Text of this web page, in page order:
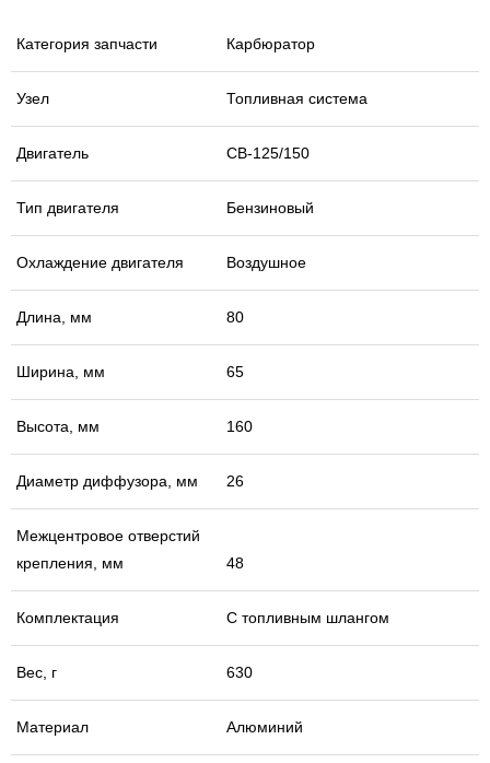
Категория запчасти Карбюратор
Узел Топливная система
Двигатель СВ-125/150
Тип двигателя Бензиновый
Охлаждение двигателя Воздушное
Длина, мм 80
Ширина, мм 65
Высота, мм 160
Диаметр диффузора, мм 26
Межцентровое отверстий
крепления, мм
48
Комплектация С топливным шлангом
Вес, г 630
Материал Алюминий